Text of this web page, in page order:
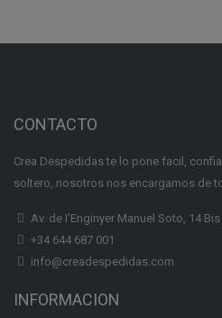
CONTACTO
Crea Despedidas te lo pone facil,
soltero, nosotros nos encargamos de
Av. de I'Enginyer Manuel Soto, 14
+34 644 687 001
info@creadespedidas.com
INFORMACION